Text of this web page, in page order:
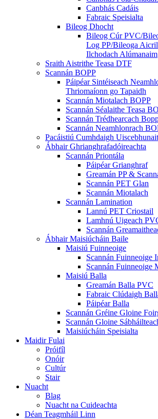
Canbhás Cadáis
Fabraic Speisialta
Bileog Dhocht
Bileog Cúr PVC/
Log PP/Bileoga
Ilchodach Alúmanaim
Sraith Aistrithe Teasa DTF
Scannán BOPP
Páipéar Sintéiseach
Thriomaíonn go Tapaidh
Scannán Miotalach BOPP
Scannán Séalaithe Teasa
Scannán Trédhearcach
Scannán Neamhlonrach
Pacáistiú Cumhdaigh
Ábhair Ghrianghrafadóireachta
Scannán Priontála
Páipéar Grianghraf
Greamán PP &
Scannán PET Glan
Scannán Miotalach
Scannán Lamination
Lannú PET Criostail
Lamhnú Uigeach
Scannán
Ábhair Maisiúcháin Baile
Maisiú Fuinneoige
Scannán Fuinneoige
Scannán Fuinneoige
Maisiú Balla
Greamán Balla PVC
Fabraic Clúdaigh
Páipéar Balla
Scannán Gréine Gloine
Scannán Gloine
Maisiúcháin Speisialta
Maidir Fulai
Próifíl
Onóir
Cultúr
Stair
Nuacht
Blag
Nuacht na Cuideachta
Déan Teagmháil Linn